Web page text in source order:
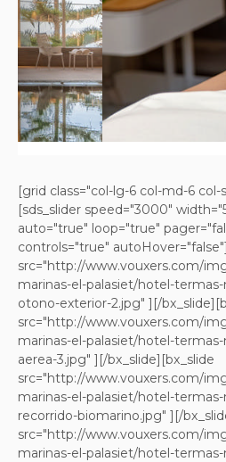
Previous
[grid class="col-lg-6 col-md-6 col-
[sds_slider speed="3000"
auto="true" loop="true"
controls="true"
src="http://www.vouxers.com/
marinas-el-palasiet/hotel-
otono-exterior-2.jpg" ][/
src="http://www.vouxers.com/
marinas-el-palasiet/hotel-
aerea-3.jpg" ][/bx_slide][bx_slide
src="http://www.vouxers.com/
marinas-el-palasiet/hotel-
recorrido-biomarino.jpg" ][/
src="http://www.vouxers.com/
marinas-el-palasiet/hotel-